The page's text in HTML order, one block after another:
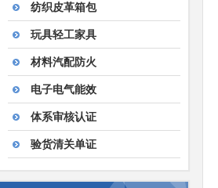
纺织皮革箱包
玩具轻工家具
材料汽配防火
电子电气能效
体系审核认证
验货清关单证